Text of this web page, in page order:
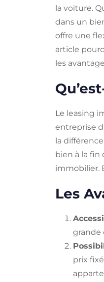
la voiture.
dans un
offre une
article
les
Le leasing
entreprise
la
bien à la fin
immobilier.
Les
grande
prix